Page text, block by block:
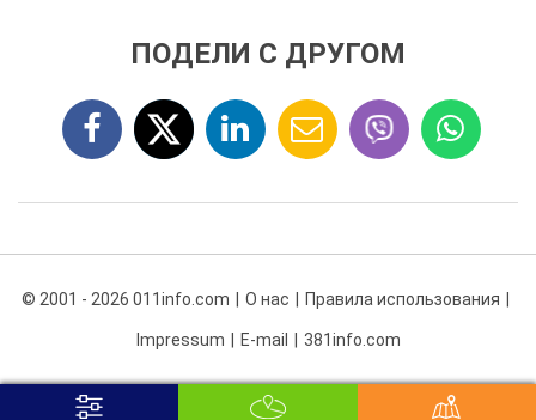
ПОДЕЛИ С ДРУГОМ
© 2001 - 2026 011info.com О нас Правила использования
Impressum E-mail 381info.com